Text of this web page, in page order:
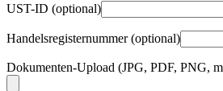
UST-ID (optional)
Handelsregisternummer(optional)
Dokumenten-Upload (JPG, PDF, PNG,